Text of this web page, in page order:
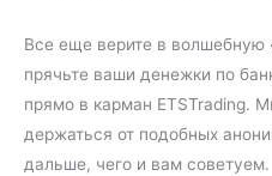
Все еще верите в волшебную
прячьте ваши денежки по
прямо в карман ETSTrading.
держаться от подобных
дальше, чего и вам советуем.